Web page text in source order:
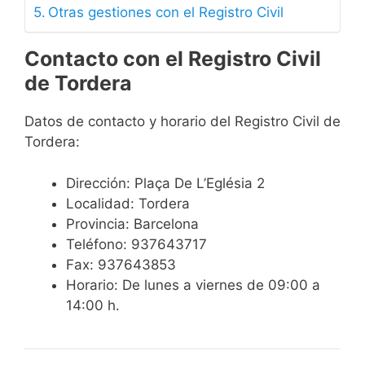
Otras gestiones con el Registro Civil
Contacto con el Registro Civil
de Tordera
Datos de contacto y horario del Registro Civil de
Tordera:
Dirección: Plaça De L’Eglésia 2
Localidad: Tordera
Provincia: Barcelona
Teléfono: 937643717
Fax: 937643853
Horario: De lunes a viernes de 09:00 a
14:00 h.